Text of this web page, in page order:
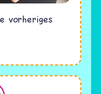
vorheriges